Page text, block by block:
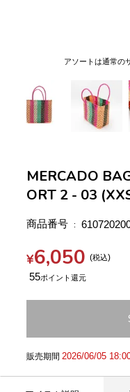
アソートは通常の
MERCADO
ORT 2 - 03
商品番号
¥6,050 税込
55
販売期間 2026/06/05